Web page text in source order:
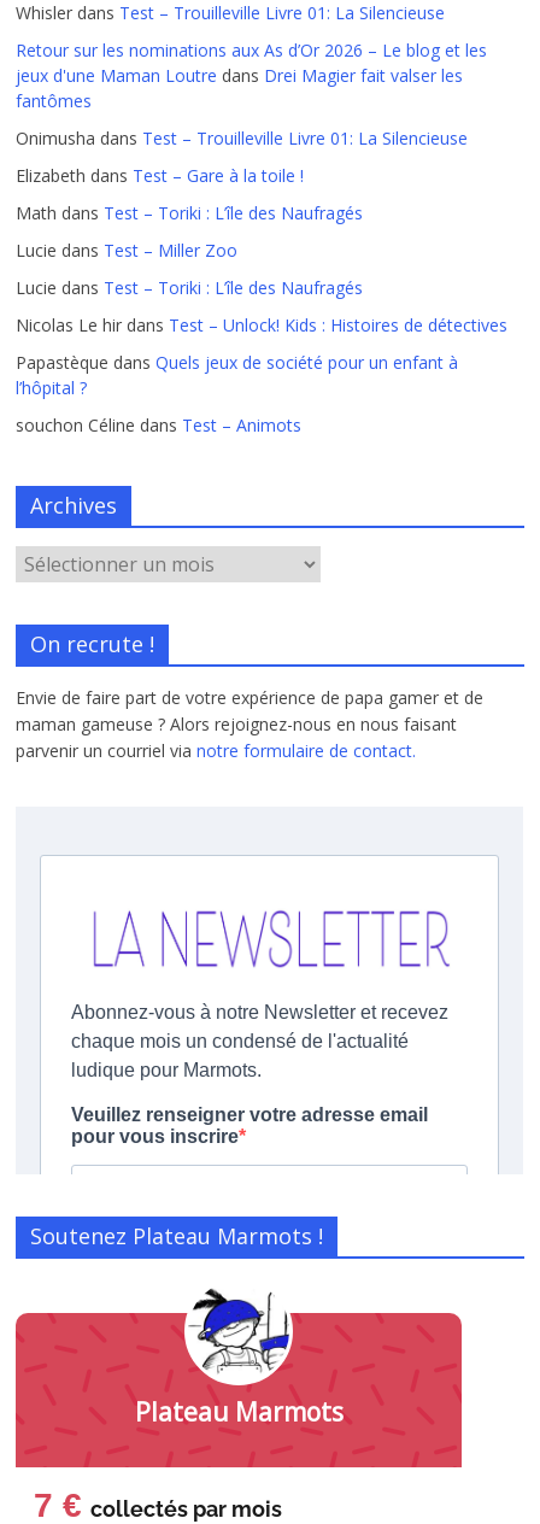
Whisler dans Test – Trouilleville Livre 01: La Silencieuse
Retour sur les nominations aux As d’Or 2026 – Le blog et les
jeux d'une Maman Loutre dans Drei Magier fait valser les
fantômes
Onimusha dans Test – Trouilleville Livre 01: La Silencieuse
Elizabeth dans Test – Gare à la toile !
Math dans Test – Toriki : L’île des Naufragés
Lucie dans Test – Miller Zoo
Lucie dans Test – Toriki : L’île des Naufragés
Nicolas Le hir dans Test – Unlock! Kids : Histoires de détectives
Papastèque dansQuels jeux de société pour un enfant à
l’hôpital ?
souchon Céline dans Test – Animots
Archives
On recrute !
Envie de faire part de votre expérience de papa gamer et de
maman gameuse ? Alors rejoignez-nous en nous faisant
parvenir un courriel vianotre formulaire de contact.
Soutenez Plateau Marmots !
Plateau Marmots
7 € collectés par mois